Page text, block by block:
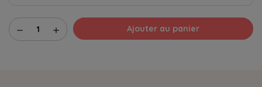
remove add Ajouter au panier